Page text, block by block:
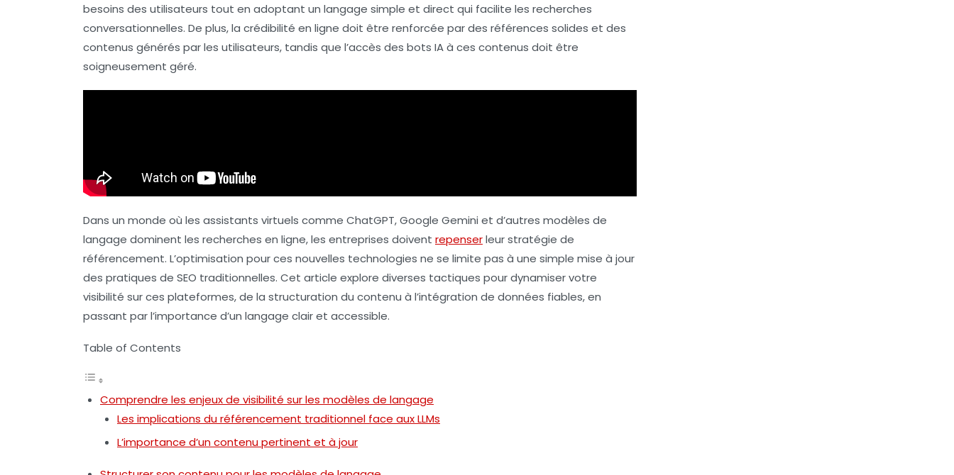
besoins des utilisateurs tout en adoptant un langage simple et direct qui facilite les recherches
conversationnelles. De plus, la crédibilité en ligne doit être renforcée par des références solides et des
contenus générés par les utilisateurs, tandis que l’accès des bots IA à ces contenus doit être
soigneusement géré.
Dans un monde où les assistants virtuels comme ChatGPT, Google Gemini et d’autres modèles de
langage dominent les recherches en ligne, les entreprises doivent repenserleur stratégie de
référencement. L’optimisation pour ces nouvelles technologies ne se limite pas à une simple mise à jour
des pratiques de SEO traditionnelles. Cet article explore diverses tactiques pour dynamiser votre
visibilité sur ces plateformes, de la structuration du contenu à l’intégration de données fiables, en
passant par l’importance d’un langage clair et accessible.
Table of Contents
Comprendre les enjeux de visibilité sur les modèles de langage
Les implications du référencement traditionnel face aux LLMs
L’importance d’un contenu pertinent et à jour